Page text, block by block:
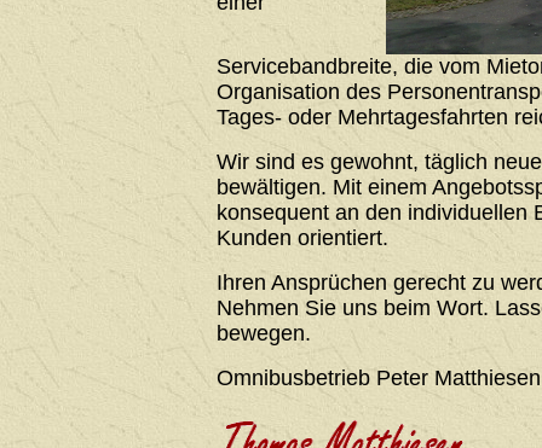
Servicebandbreite, die vom
Organisation des
Tages- oder Mehrtagesfahrten
Wir sind es gewohnt, täglich
bewältigen. Mit einem
konsequent an den individuellen
Kunden orientiert.
Ihren Ansprüchen gerecht zu
Nehmen Sie uns beim Wort.
bewegen.
Omnibusbetrieb Peter Matthiesen